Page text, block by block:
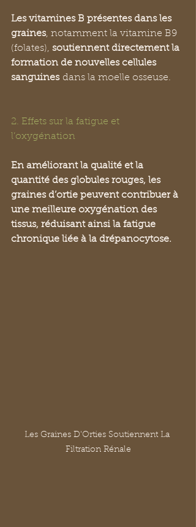
Les vitamines B présentes dans les
graines, notamment la vitamine B9
(folates), soutiennent directement la
formation de nouvelles cellules
sanguines dans la moelle osseuse.
2. Effets sur la fatigue et
l’oxygénation
En améliorant la qualité et la
quantité des globules rouges, les
graines d’ortie peuvent contribuer à
une meilleure oxygénation des
tissus, réduisant ainsi la fatigue
chronique liée à la drépanocytose.
Les Graines D'Orties Soutiennent La
Filtration Rénale